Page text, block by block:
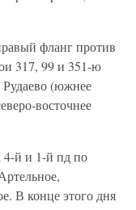
фланг против
317, 99 и 351-ю
Рудаево (южнее
восточнее
4-й и 1-й пд по
В конце этого дня